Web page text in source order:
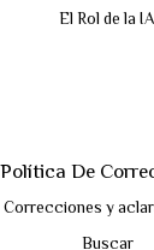
El Rol de la IA
Política De
Correcciones y
Buscar